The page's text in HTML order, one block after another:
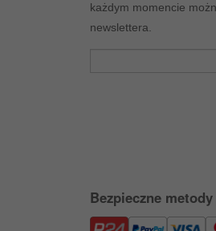
każdym momencie
newslettera.
Bezpieczne